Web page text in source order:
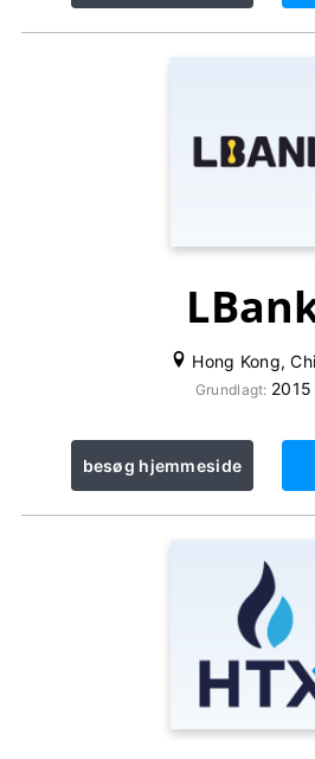
Hong Kong,
Grundlagt: 2015
besøg hjemmeside